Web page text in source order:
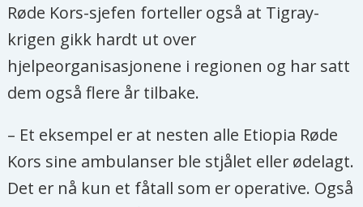
Røde Kors-sjefen forteller også at Tigray-
krigen gikk hardt ut over
hjelpeorganisasjonene i regionen og har satt
dem også flere år tilbake.
– Et eksempel er at nesten alle Etiopia Røde
Kors sine ambulanser ble stjålet eller ødelagt.
Det er nå kun et fåtall som er operative. Også